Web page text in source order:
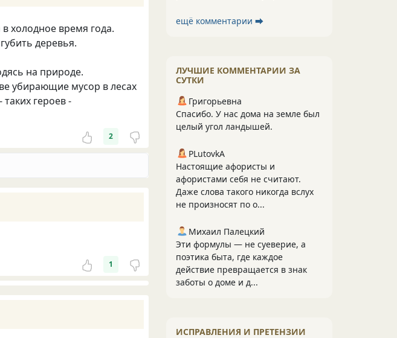
холодное время года.
деревья.
на природе.
убирающие мусор в лесах
героев -
2
1
ещё комментарии ⮕
ЛУЧШИЕ КОММЕНТАРИИ ЗА
СУТКИ
Григорьевна
Спасибо. У нас дома на земле был
целый угол ландышей.
PLutоvkА
Настоящие афористы и
афористами себя не считают.
Даже слова такого никогда вслух
не произносят по о...
Михаил Палецкий
Эти формулы — не суеверие, а
поэтика быта, где каждое
действие превращается в знак
заботы о доме и д...
ИСПРАВЛЕНИЯ И ПРЕТЕНЗИИ